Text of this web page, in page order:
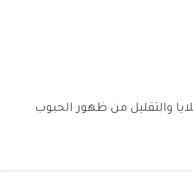
والتقليل من ظهور الحبوب